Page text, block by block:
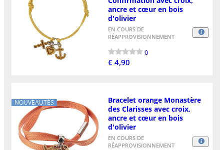
ancre et cœur en bois
d'olivier
EN COURS DE
RÉAPPROVISIONNEMENT
0
€ 4,90
NOUVEAUTÉS
Bracelet orange Monastère
des Clarisses avec croix,
ancre et cœur en bois
d'olivier
EN COURS DE
RÉAPPROVISIONNEMENT